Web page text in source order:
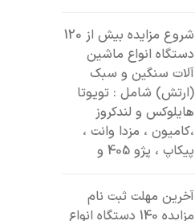
شروع مزایده بیش از 120
دستگاه انواع ماشین
آلات سنگین و سبک
(ارتش) شامل : تویوتا
هایلوکس و لندکروز
،کامیون ، مزدا وانت ،
پیکاپ ، پژو 405 و
آخرین مهلت ثبت نام
مزایده 140 دستگاه انواع